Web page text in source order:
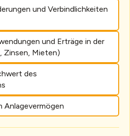
und Verbindlichkeiten
und Erträge in der
Zinsen, Mieten)
des
Anlagevermögen